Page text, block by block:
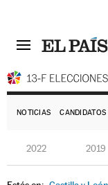
NOTICIAS CANDIDATOS
2022 2019